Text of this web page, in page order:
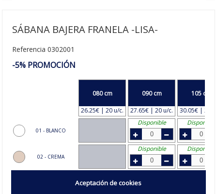
SÁBANA BAJERA FRANELA -LISA-
Referencia 0302001
-5% PROMOCIÓN
01 - BLANCO
02 - CREMA
080 cm
26.25€ | 20 u/c.
090 cm
27.65€ | 20 u/c.
105 cm
30.05€ | 20
Disponible
Disponible
Disponible Disponible
Aceptación de cookies